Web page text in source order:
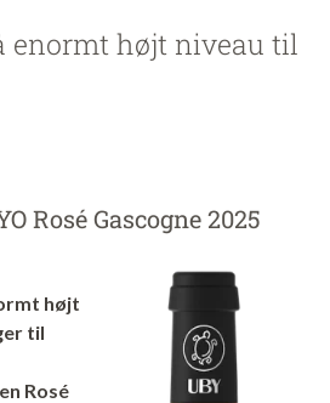
enormt højt niveau til
Rosé Gascogne 2025
højt
til
Rosé